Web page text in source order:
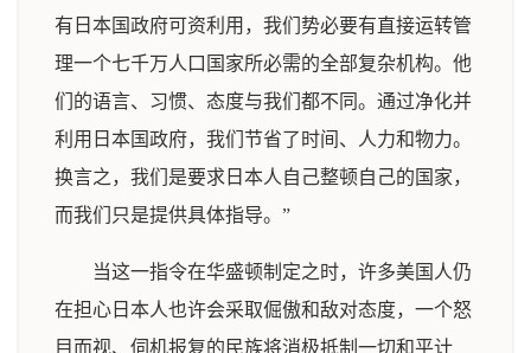
有日本国政府可资利用，我们势必要有直接运转管
理一个七千万人口国家所必需的全部复杂机构。他
们的语言、习惯、态度与我们都不同。通过净化并
利用日本国政府，我们节省了时间、人力和物力。
换言之，我们是要求日本人自己整顿自己的国家，
而我们只是提供具体指导。”
当这一指令在华盛顿制定之时，许多美国人仍
在担心日本人也许会采取倔傲和敌对态度，一个怒
目而视、伺机报复的民族将消极抵制一切和平计